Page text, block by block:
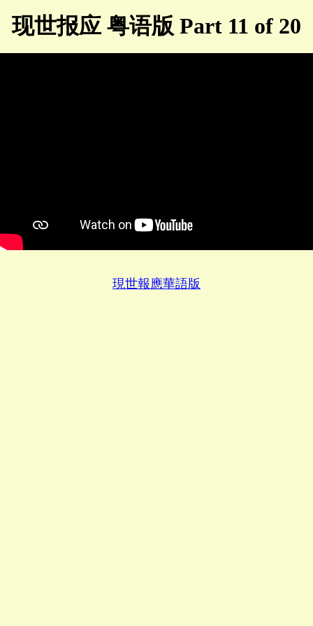
现世报应 粤语版 Part 11 of 20
現世報應華語版